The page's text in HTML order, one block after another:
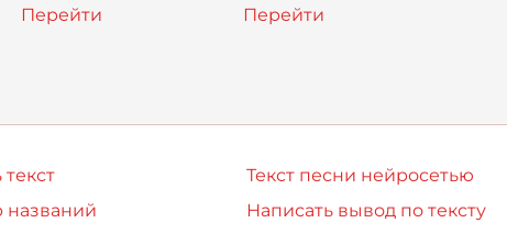
жизненном опыте.
разбитые сердца. В
текст
названий
Текст песни нейросетью
Написать вывод по тексту